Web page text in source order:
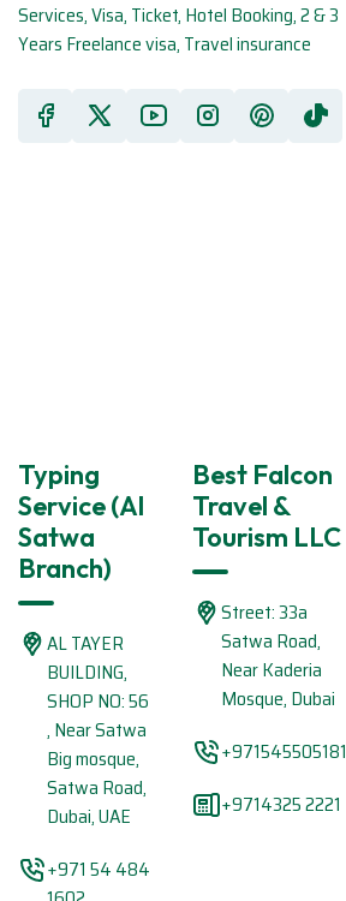
Services, Visa, Ticket, Hotel Booking, 2 & 3
Years Freelance visa, Travel insurance
Typing
Service (Al
Satwa
Branch)
AL TAYER
BUILDING,
SHOP NO: 56
, Near Satwa
Big mosque,
Satwa Road,
Dubai, UAE
+971 54 484
Best Falcon
Travel &
Tourism LLC
Street: 33a
Satwa Road,
Near Kaderia
Mosque, Dubai
+971545505181
+9714325 2221